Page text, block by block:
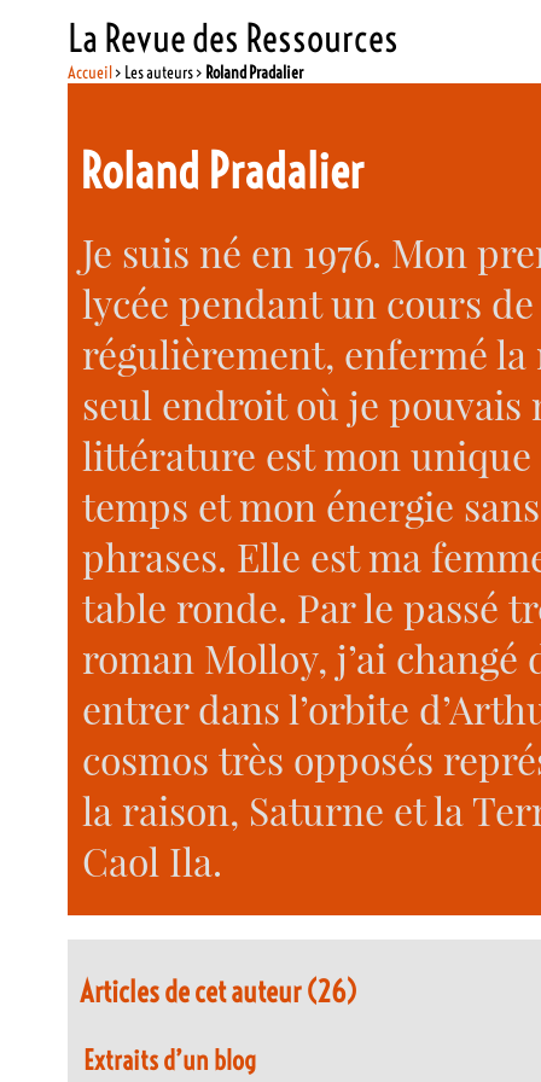
La Revue des Ressources
Accueil> Les auteurs > Roland Pradalier
Roland Pradalier
Je suis né en 1976. Mon
lycée pendant un cours
régulièrement, enfermé
seul endroit où je
littérature est mon
temps et mon énergie
phrases. Elle est ma
table ronde. Par le passé
roman Molloy, j’ai
entrer dans l’orbite
cosmos très opposés
la raison, Saturne et la
Caol Ila.
Articles de cet auteur (26)
Extraits d’un blog